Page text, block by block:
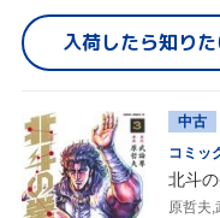
入荷したら知り
中古
コミッ
北斗
原哲夫,